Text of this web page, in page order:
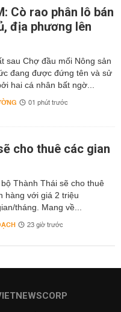
Cò rao phân lô bán
địa phương lên
sau Chợ đầu mối Nông sản
đang được đứng tên và sử
hai cá nhân bất ngờ...
01 phút trước
cho thuê các gian
bộ Thành Thái sẽ cho thuê
hàng với giá 2 triệu
tháng. Mang về...
23 giờ trước